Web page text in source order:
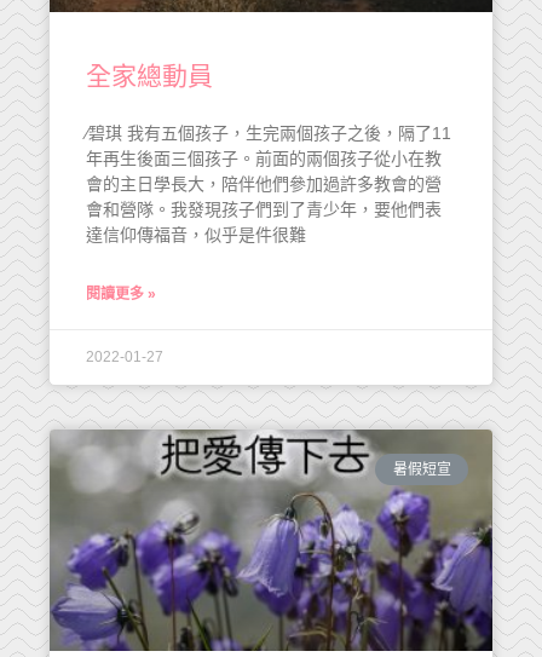
全家總動員
∕碧琪 我有五個孩子，生完兩個孩子之後，隔了11
年再生後面三個孩子。前面的兩個孩子從小在教
會的主日學長大，陪伴他們參加過許多教會的營
會和營隊。我發現孩子們到了青少年，要他們表
達信仰傳福音，似乎是件很難
閱讀更多 »
2022-01-27
暑假短宣